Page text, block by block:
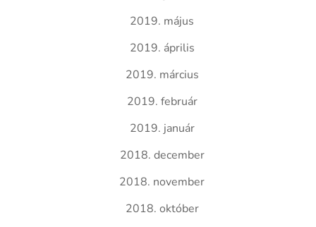
2019. május
2019. április
2019. március
2019. február
2019. január
2018. december
2018. november
2018. október